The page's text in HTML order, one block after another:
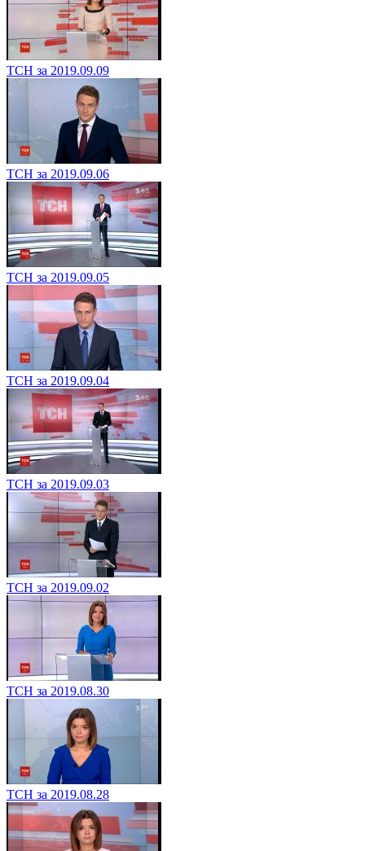
ТСН за 2019.09.09
ТСН за 2019.09.06
ТСН за 2019.09.05
ТСН за 2019.09.04
ТСН за 2019.09.03
ТСН за 2019.09.02
ТСН за 2019.08.30
ТСН за 2019.08.28